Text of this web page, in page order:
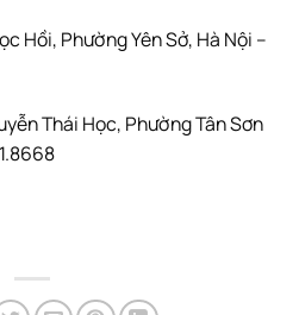
Hồi, Phường Yên Sở, Hà Nội –
Thái Học, Phường Tân Sơn